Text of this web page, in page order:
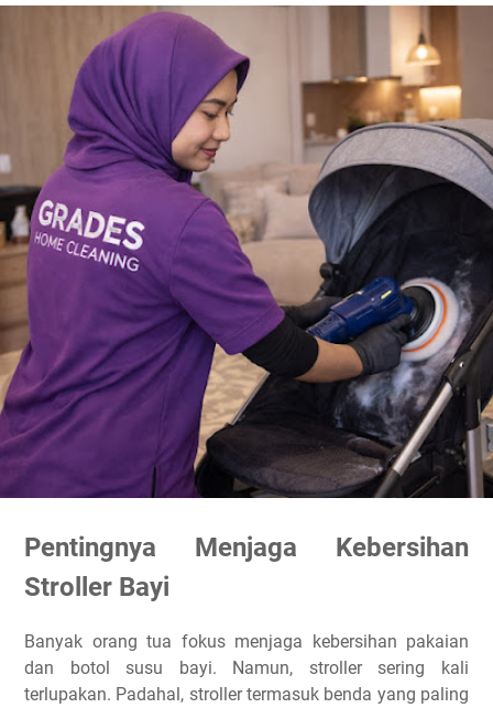
Pentingnya Menjaga Kebersihan
Stroller Bayi
Banyak orang tua fokus menjaga kebersihan pakaian
dan botol susu bayi. Namun, stroller sering kali
terlupakan. Padahal, stroller termasuk benda yang paling